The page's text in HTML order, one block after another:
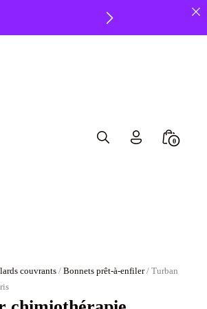
Search
0
couvrants /Bonnets prêt-à-enfiler/ Turban